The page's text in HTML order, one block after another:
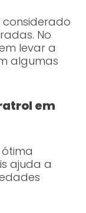
considerado
No
levar a
algumas
em
ótima
ajuda a